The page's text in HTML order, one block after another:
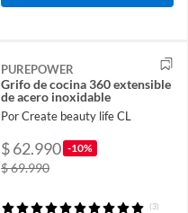
PUREPOWER
Grifo de cocina 360 extensible
de acero inoxidable
Por Create beauty life CL
$ 62.990 -10%
$ 69.990
(3)